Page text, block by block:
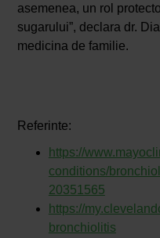
asemenea, un rol
sugarului”, declara dr.
medicina de familie.
Referinte:
https://
conditions/
20351565
https://
bronchiolitis